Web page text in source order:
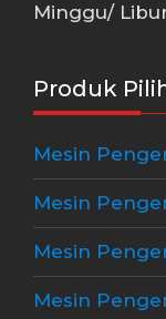
Minggu/
Produk
Mesin
Mesin
Mesin
Mesin